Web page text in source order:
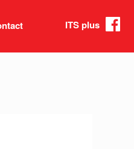
ITS plus